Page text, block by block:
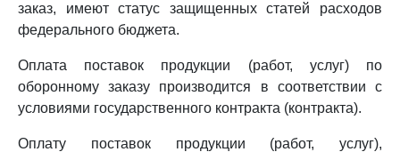
заказ, имеют статус защищенных статей расходов
федерального бюджета.
Оплата поставок продукции (работ, услуг) по
оборонному заказу производится в соответствии с
условиями государственного контракта (контракта).
Оплату поставок продукции (работ, услуг),